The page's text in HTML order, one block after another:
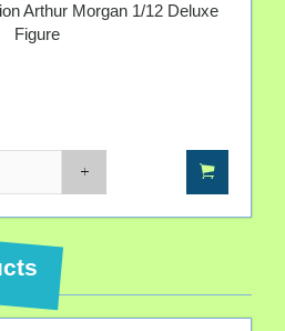
Arthur Morgan 1/12 Deluxe
Figure